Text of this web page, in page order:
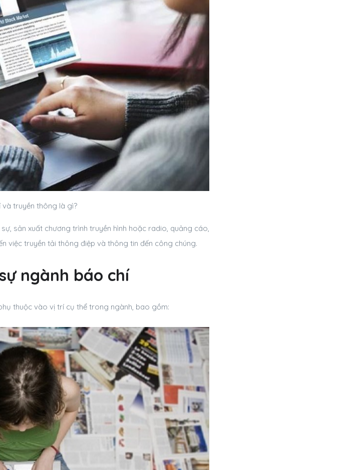
và truyền thông là gì?
sản xuất chương trình truyền hình hoặc radio, quảng cáo,
việc truyền tải thông điệp và thông tin đến công chúng.
ngành báo chí
thuộc vào vị trí cụ thể trong ngành, bao gồm: